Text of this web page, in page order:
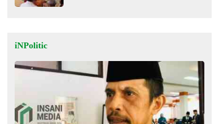
iNPolitic